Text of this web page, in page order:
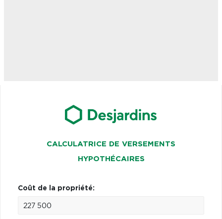
CALCULATRICE DE VERSEMENTS
HYPOTHÉCAIRES
Coût de la propriété: